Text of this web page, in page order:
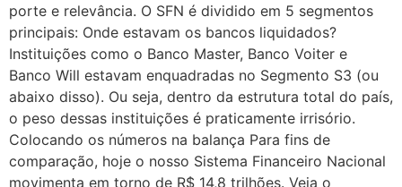
porte e relevância. O SFN é dividido em 5 segmentos
principais: Onde estavam os bancos liquidados?
Instituições como o Banco Master, Banco Voiter e
Banco Will estavam enquadradas no Segmento S3 (ou
abaixo disso). Ou seja, dentro da estrutura total do país,
o peso dessas instituições é praticamente irrisório.
Colocando os números na balança Para fins de
comparação, hoje o nosso Sistema Financeiro Nacional
movimenta em torno de R$ 14,8 trilhões. Veja o